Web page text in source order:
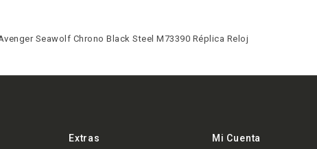
Seawolf Chrono Black Steel M73390 Réplica Reloj
Extras Mi Cuenta